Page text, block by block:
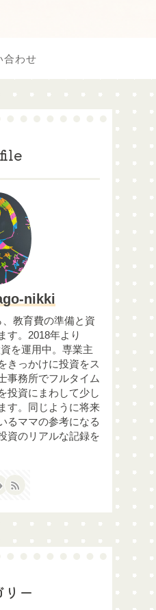
合わせ
nikki
教育費の準備と資
す。2018年より
を運用中。専業主
きっかけに投資をス
事務所でフルタイム
投資にまわして少し
す。同じように将来
るママの参考になる
資のリアルな記録を
リー